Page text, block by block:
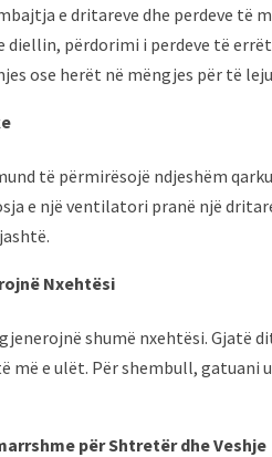
e dritareve dhe perdeve
përdorimi i perdeve të
ose herët në mëngjes për të
të përmirësojë ndjeshëm
e një ventilatori pranë një
Nxehtësi
shumë nxehtësi. Gjatë
e ulët. Për shembull,
për Shtretër dhe Veshje